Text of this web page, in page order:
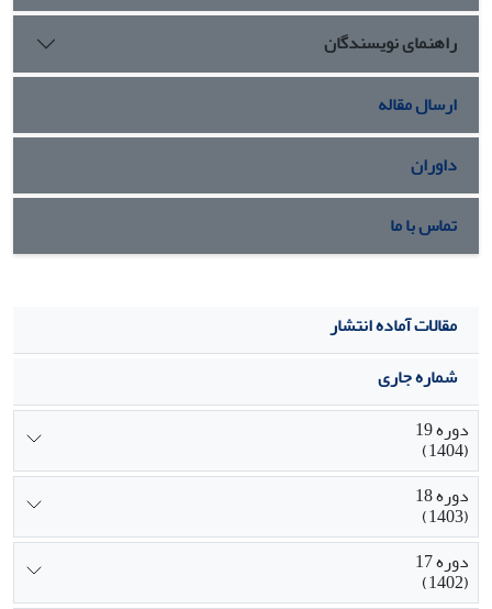
کنش- تعامل شامل مهاجرت در جهت راح تطلبی مصر فگرایانه/
شغلی؛ و در
بخش پیامد شامل تقویت اقتصاد غیررسمی است که حول یک
مقولۀ هسته به نام
مهاجرت به مثابۀ کنشی افق گشایانه شکل گرفته اند.
راهنمای نویسندگان
ارسال مقاله
داوران
تماس با ما
مقالات آماده انتشار
شماره جاری
دوره 19
(1404)
دوره 18
(1403)
دوره 17
(1402)